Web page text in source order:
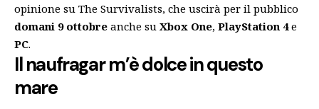
opinione su The Survivalists, che uscirà per il pubblico
domani 9 ottobre anche su Xbox One, PlayStation 4e
PC.
Il naufragar m’è dolce in questo
mare